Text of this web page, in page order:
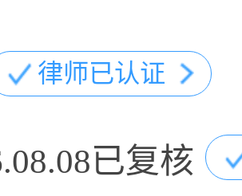
律师已认证
已复核